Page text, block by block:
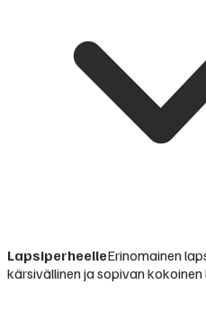
LapsiperheelleErinomainen
kärsivällinen ja sopivan kokoinen